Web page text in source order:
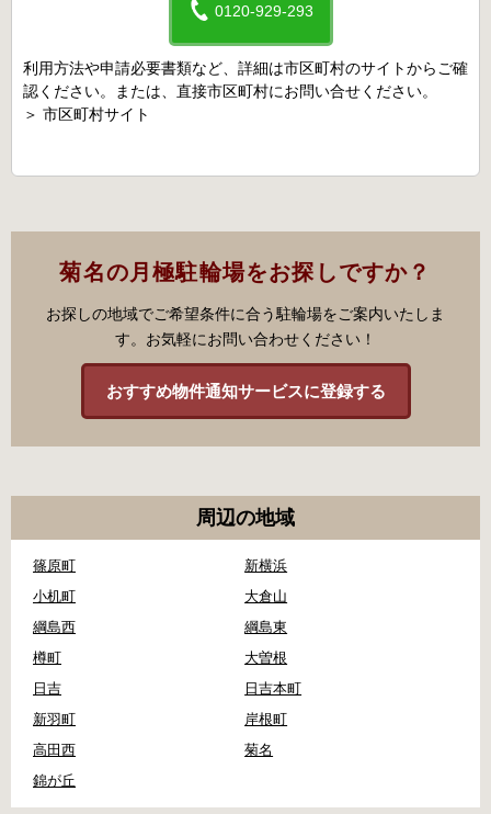
0120-929-293
利用方法や申請必要書類など、詳細は市区町村のサイトからご確
認ください。または、直接市区町村にお問い合せください。
＞ 市区町村サイト
菊名の月極駐輪場をお探しですか？
お探しの地域でご希望条件に合う駐輪場をご案内いたしま
す。お気軽にお問い合わせください！
おすすめ物件通知サービスに登録する
周辺の地域
篠原町
新横浜
小机町
大倉山
綱島西
綱島東
樽町
大曽根
日吉
日吉本町
新羽町
岸根町
高田西
菊名
錦が丘